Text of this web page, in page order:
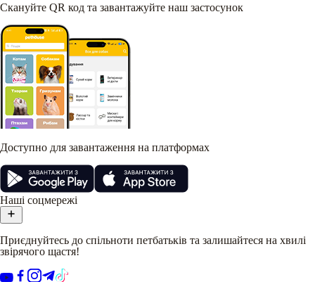
Скануйте QR код та завантажуйте наш застосунок
Доступно для завантаження на платформах
Наші соцмережі
Приєднуйтесь до спільноти петбатьків та залишайтеся на хвилі
звірячого щастя!